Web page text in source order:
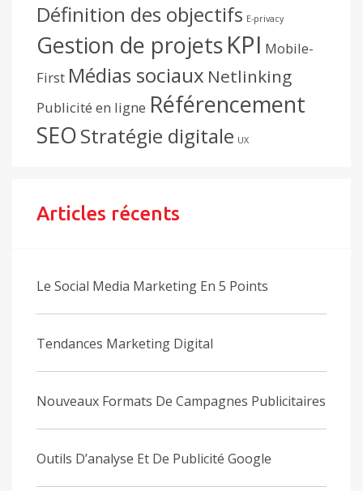
Définition des objectifs E-privacy
Gestion de projetsKPI Mobile-
First Médias sociaux Netlinking
Publicité en ligne Référencement
SEOStratégie digitale UX
Articles récents
Le Social Media Marketing En 5 Points
Tendances Marketing Digital
Nouveaux Formats De Campagnes Publicitaires
Outils D’analyse Et De Publicité Google